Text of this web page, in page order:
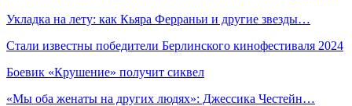
Укладка на лету: как Кьяра Ферраньи и другие звезды…
Стали известны победители Берлинского кинофестиваля 2024
Боевик «Крушение» получит сиквел
«Мы оба женаты на других людях»: Джессика Честейн…